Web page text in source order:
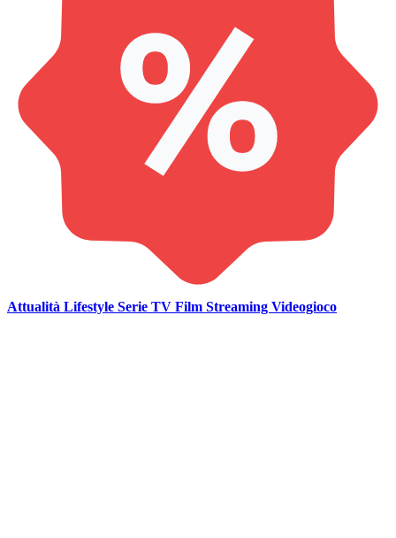
Attualità Lifestyle Serie TV Film Streaming Videogioco